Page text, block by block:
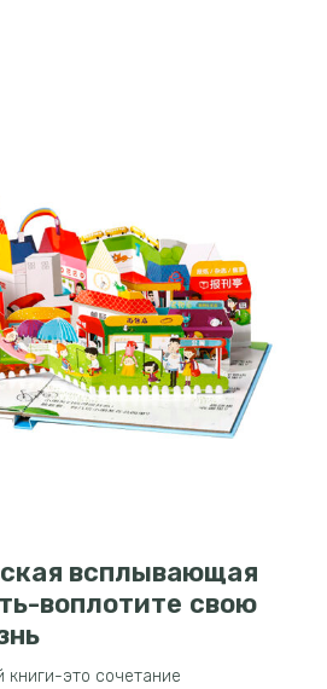
всплывающая
воплотите свою
это сочетание